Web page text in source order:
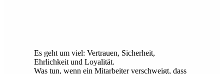
Es geht um viel: Vertrauen, Sicherheit,
Ehrlichkeit und Loyalität.
Was tun, wenn ein Mitarbeiter verschweigt, dass